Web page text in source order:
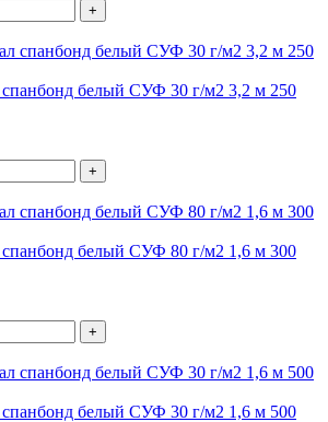
белый СУФ 30 г/м2 3,2 м 250
белый СУФ 80 г/м2 1,6 м 300
белый СУФ 30 г/м2 1,6 м 500